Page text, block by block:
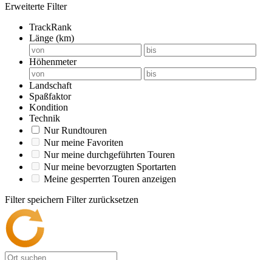
Erweiterte Filter
TrackRank
Länge (km)
Höhenmeter
Landschaft
Spaßfaktor
Kondition
Technik
Nur Rundtouren
Nur meine Favoriten
Nur meine durchgeführten Touren
Nur meine bevorzugten Sportarten
Meine gesperrten Touren anzeigen
Filter speichern Filter zurücksetzen